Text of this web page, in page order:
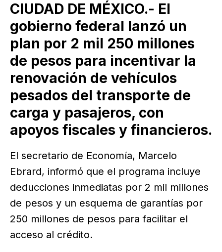
CIUDAD DE MÉXICO.- El
gobierno federal lanzó un
plan por 2 mil 250 millones
de pesos para incentivar la
renovación de vehículos
pesados del transporte de
carga y pasajeros, con
apoyos fiscales y financieros.
El secretario de Economía, Marcelo
Ebrard, informó que el programa incluye
deducciones inmediatas por 2 mil millones
de pesos y un esquema de garantías por
250 millones de pesos para facilitar el
acceso al crédito.